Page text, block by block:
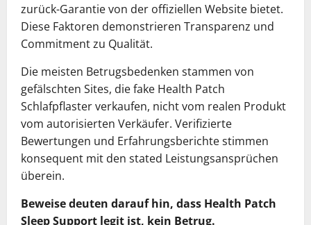
zurück-Garantie von der offiziellen Website bietet.
Diese Faktoren demonstrieren Transparenz und
Commitment zu Qualität.
Die meisten Betrugsbedenken stammen von
gefälschten Sites, die fake Health Patch
Schlafpflaster verkaufen, nicht vom realen Produkt
vom autorisierten Verkäufer. Verifizierte
Bewertungen und Erfahrungsberichte stimmen
konsequent mit den stated Leistungsansprüchen
überein.
Beweise deuten darauf hin, dass Health Patch
Sleep Support legit ist, kein Betrug.